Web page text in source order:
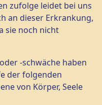
zufolge leidet bei uns
an dieser Erkrankung,
sie noch nicht
-schwäche haben
der folgenden
von Körper, Seele